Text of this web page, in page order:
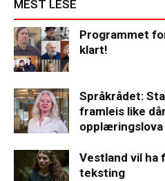
MEST LESE
Programmet
klart!
Språkrådet:
framleis like
opplæringslova
Vestland vil ha
teksting